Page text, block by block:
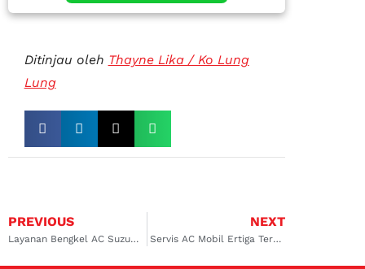
Ditinjau oleh Thayne Lika / Ko Lung
Lung
PREVIOUS
Layanan Bengkel AC Suzuki Berkualitas dan Terjangkau di Surabaya Barat
NEXT
Servis AC Mobil Ertiga Terbaik di Surabaya Barat dan Ini Solusi untuk AC Mobil yang Rusak